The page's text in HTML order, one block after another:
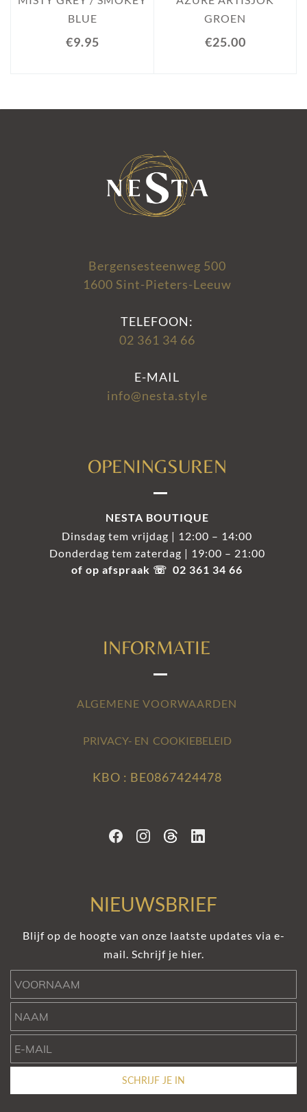
BLUE
€9.95
GROEN
€25.00
Bergensesteenweg 500
1600 Sint-Pieters-Leeuw
TELEFOON:
02 361 34 66
E-MAIL
info@nesta.style
OPENINGSUREN
NESTA BOUTIQUE
Dinsdag tem vrijdag | 12:00 – 14:00
Donderdag tem zaterdag | 19:00 – 21:00
of op afspraak ☏ 02 361 34 66
INFORMATIE
ALGEMENE VOORWAARDEN
PRIVACY- EN COOKIEBELEID
KBO : BE0867424478
NIEUWSBRIEF
Blijf op de hoogte van onze laatste updates via e-
mail. Schrijf je hier.
SCHRIJF JE IN